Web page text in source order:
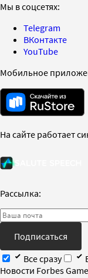
Мы в соцсетях:
Telegram
ВКонтакте
YouTube
Мобильное
На сайте работает
Рассылка:
Подписаться
Все сразу
Новости Forbes